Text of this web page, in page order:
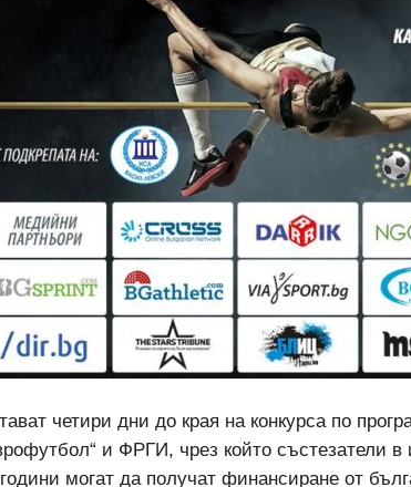
четири дни до края на конкурса по
и ФРГИ, чрез който състезатели
могат да получат финансиране от